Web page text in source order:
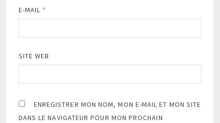
E-MAIL *
SITE WEB
ENREGISTRER MON NOM, MON E-MAIL ET MON SITE
DANS LE NAVIGATEUR POUR MON PROCHAIN